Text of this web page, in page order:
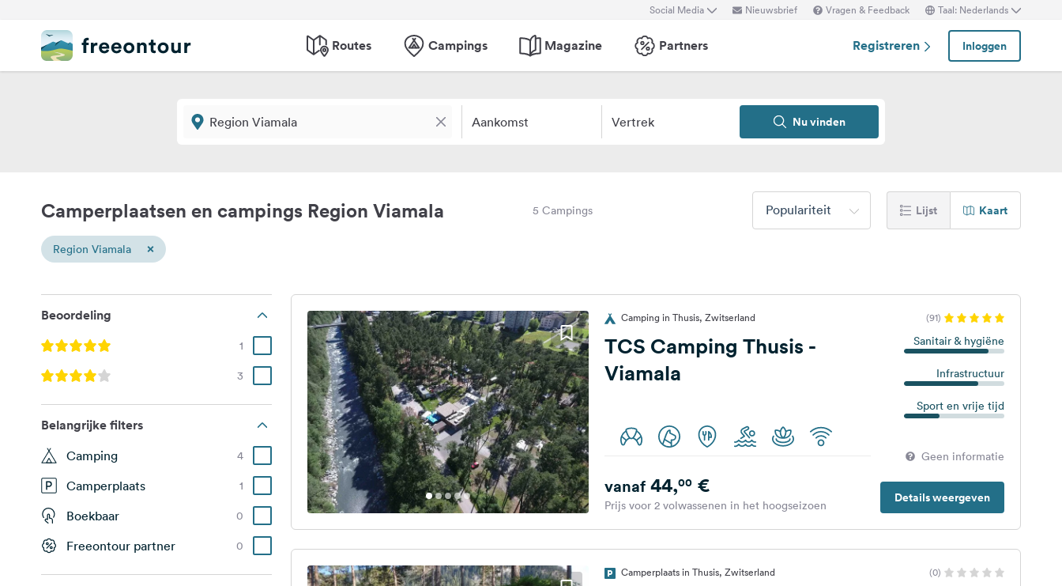
Social Media Nieuwsbrief Vragen & Feedback Taal: Nederlands
Routes Campings Magazine Partners Registreren Inloggen
Aankomst Vertrek Nu vinden
Camperplaatsen en campings Region Viamala 5 Campings Populariteit Lijst Kaart
Region Viamala ×
Beoordeling
1
3
Belangrijke filters
Camping 4
Camperplaats 1
Boekbaar 0
Freeontour partner 0
Camping in Thusis, Zwitserland (91)
TCS Camping Thusis -
Viamala
Sanitair & hygiëne
Infrastructuur
Sport en vrije tijd
Geen informatie
Details weergeven
vanaf44,00€
Prijs voor 2 volwassenen in het hoogseizoen
Camperplaats in Thusis, Zwitserland (0)